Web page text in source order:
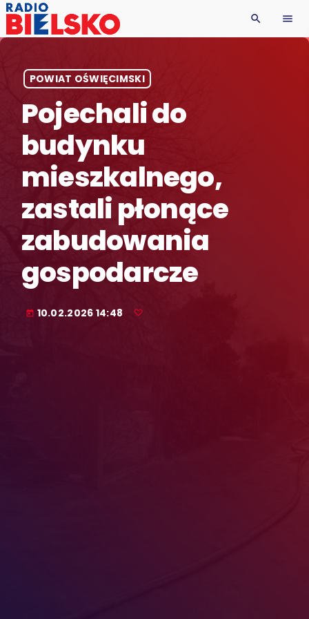
search menu
POWIAT OŚWIĘCIMSKI
Pojechali do
budynku
mieszkalnego,
zastali płonące
zabudowania
gospodarcze
today 10.02.2026 14:48